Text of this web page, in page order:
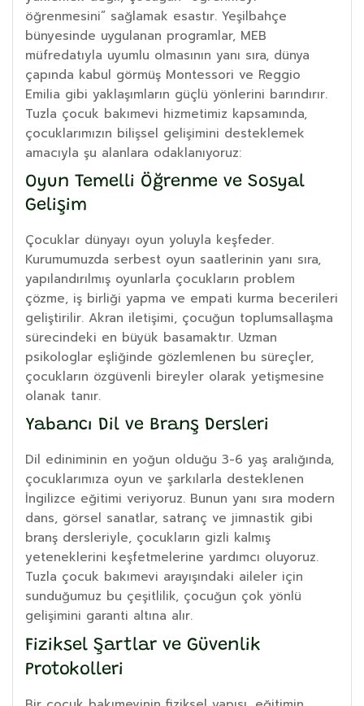
öğrenmesini” sağlamak esastır. Yeşilbahçe
bünyesinde uygulanan programlar, MEB
müfredatıyla uyumlu olmasının yanı sıra, dünya
çapında kabul görmüş Montessori ve Reggio
Emilia gibi yaklaşımların güçlü yönlerini barındırır.
Tuzla çocuk bakımevi hizmetimiz kapsamında,
çocuklarımızın bilişsel gelişimini desteklemek
amacıyla şu alanlara odaklanıyoruz:
Oyun Temelli Öğrenme ve Sosyal
Gelişim
Çocuklar dünyayı oyun yoluyla keşfeder.
Kurumumuzda serbest oyun saatlerinin yanı sıra,
yapılandırılmış oyunlarla çocukların problem
çözme, iş birliği yapma ve empati kurma becerileri
geliştirilir. Akran iletişimi, çocuğun toplumsallaşma
sürecindeki en büyük basamaktır. Uzman
psikologlar eşliğinde gözlemlenen bu süreçler,
çocukların özgüvenli bireyler olarak yetişmesine
olanak tanır.
Yabancı Dil ve Branş Dersleri
Dil ediniminin en yoğun olduğu 3-6 yaş aralığında,
çocuklarımıza oyun ve şarkılarla desteklenen
İngilizce eğitimi veriyoruz. Bunun yanı sıra modern
dans, görsel sanatlar, satranç ve jimnastik gibi
branş dersleriyle, çocukların gizli kalmış
yeteneklerini keşfetmelerine yardımcı oluyoruz.
Tuzla çocuk bakımevi arayışındaki aileler için
sunduğumuz bu çeşitlilik, çocuğun çok yönlü
gelişimini garanti altına alır.
Fiziksel Şartlar ve Güvenlik
Protokolleri